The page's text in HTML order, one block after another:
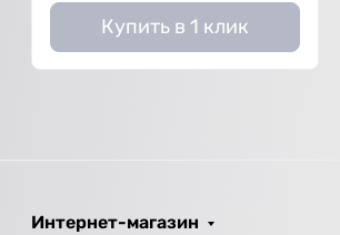
Купить в 1 клик
Интернет-магазин